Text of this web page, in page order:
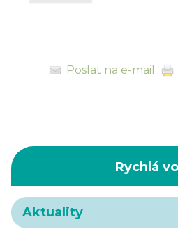
Poslat na e-mail
Rychlá
Aktuality